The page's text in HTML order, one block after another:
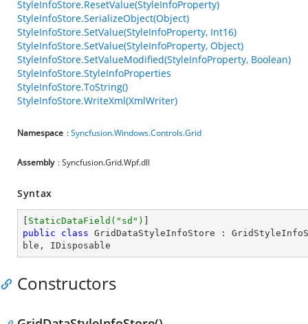
StyleInfoStore.ResetValue(StyleInfoProperty)
StyleInfoStore.SerializeObject(Object)
StyleInfoStore.SetValue(StyleInfoProperty, Int16)
StyleInfoStore.SetValue(StyleInfoProperty, Object)
StyleInfoStore.SetValueModified(StyleInfoProperty, Boolean)
StyleInfoStore.StyleInfoProperties
StyleInfoStore.ToString()
StyleInfoStore.WriteXml(XmlWriter)
Namespace :Syncfusion.Windows.Controls.Grid
Assembly : Syncfusion.Grid.Wpf.dll
Syntax
StaticDataField( "sd" )
public
class GridDataStyleInfoStore :
ble , IDisposable
Constructors